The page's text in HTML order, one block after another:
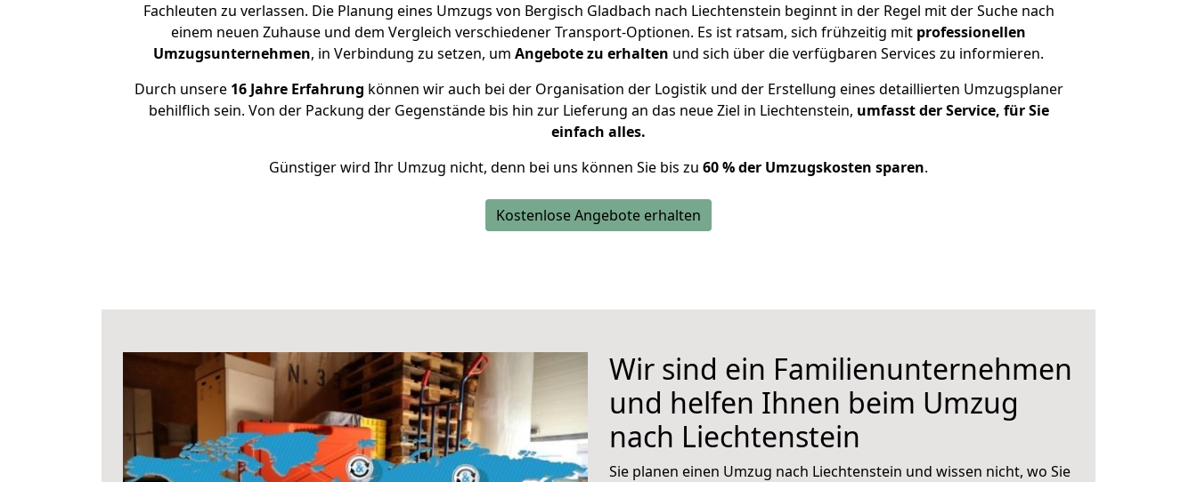
Fachleuten zu verlassen. Die Planung eines Umzugs von Bergisch Gladbach nach Liechtenstein beginnt in der Regel mit der Suche nach
einem neuen Zuhause und dem Vergleich verschiedener Transport-Optionen. Es ist ratsam, sich frühzeitig mit professionellen
Umzugsunternehmen, in Verbindung zu setzen, um Angebote zu erhalten und sich über die verfügbaren Services zu informieren.
Durch unsere 16 Jahre Erfahrung können wir auch bei der Organisation der Logistik und der Erstellung eines detaillierten Umzugsplaner
behilflich sein. Von der Packung der Gegenstände bis hin zur Lieferung an das neue Ziel in Liechtenstein, umfasst der Service, für Sie
einfach alles.
Günstiger wird Ihr Umzug nicht, denn bei uns können Sie bis zu 60 % der Umzugskosten sparen.
Kostenlose Angebote erhalten
Wir sind ein Familienunternehmen
und helfen Ihnen beim Umzug
nach Liechtenstein
Sie planen einen Umzug nach Liechtenstein und wissen nicht, wo Sie